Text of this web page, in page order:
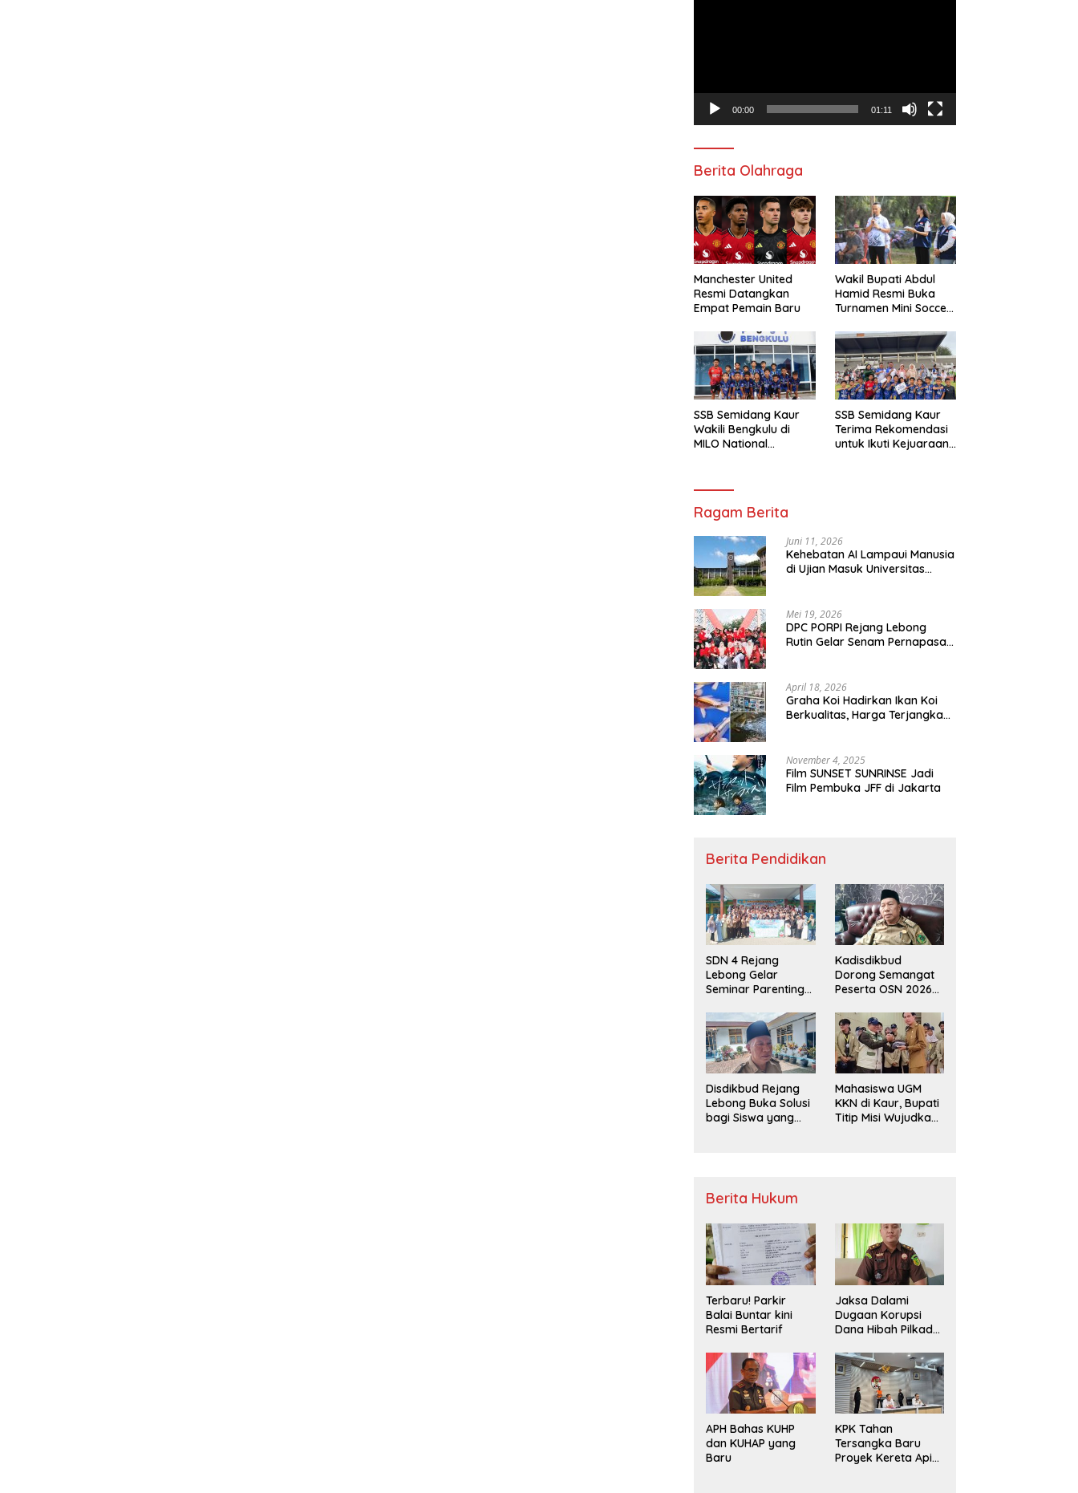
00:00 01:11
Berita Olahraga
Manchester United
Resmi Datangkan
Empat Pemain Baru
Wakil Bupati Abdul
Hamid Resmi Buka
Turnamen Mini Soccer
SSB Semidang Kaur
Wakili Bengkulu di
MILO National
SSB Semidang Kaur
Terima Rekomendasi
untuk Ikuti Kejuaraan
Ragam Berita
Juni 11, 2026
Kehebatan AI Lampaui Manusia
di Ujian Masuk Universitas
Mei 19, 2026
DPC PORPI Rejang Lebong
Rutin Gelar Senam Pernapasan
April 18, 2026
Graha Koi Hadirkan Ikan Koi
Berkualitas, Harga Terjangkau
November 4, 2025
Film SUNSET SUNRINSE Jadi
Film Pembuka JFF di Jakarta
Berita Pendidikan
SDN 4 Rejang
Lebong Gelar
Seminar Parenting
Bullying,
Kadisdikbud: Patut
Jadi Contoh
Kadisdikbud
Dorong Semangat
Peserta OSN 2026
Disdikbud Rejang
Lebong Buka Solusi
bagi Siswa yang
Mahasiswa UGM
KKN di Kaur, Bupati
Titip Misi Wujudkan
Berita Hukum
Terbaru! Parkir
Balai Buntar kini
Resmi Bertarif
Jaksa Dalami
Dugaan Korupsi
Dana Hibah Pilkada
Kaur
APH Bahas KUHP
dan KUHAP yang
Baru
KPK Tahan
Tersangka Baru
Proyek Kereta Api